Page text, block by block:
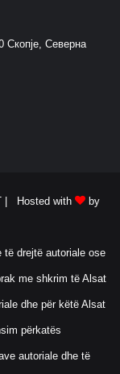
Скопје, Северна
| Hosted with by
të drejtë autoriale ose
me shkrim të Alsat
dhe për këtë Alsat
përkatës
autoriale dhe të